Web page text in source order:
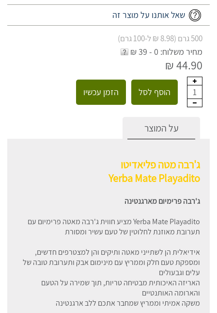
שאל אותנו על מוצר זה
500 גרם (8.98 ₪ ל-100 גרם)
מחיר משלוח: 0 - 39 ₪
44.90 ₪
1 הוסף לסל הזמן עכשיו
על המוצר
ג'רבה מטה פליאדיטו
Yerba Mate Playadito
ג'רבה פרימיום מארגנטינה
Yerba Mate Playadito מציע חווית ג'רבה מאטה פרימיום עם
תערובת מאוזנת לחלוטין של טעם עשיר ומסורת
אידיאלית הן לשתייני מאטה ותיקים והן למצטרפים חדשים,
ומספקת טעם חלק וממריץ עם מינימום אבק ותערובת טובה של
עלים וגבעולים
האריזה האיכותית מבטיחה טריות, תוך שמירה על הטעם
והארומה האותנטיים
משקה אמיתי וממריץ שמחבר אתכם ללב ארגנטינה